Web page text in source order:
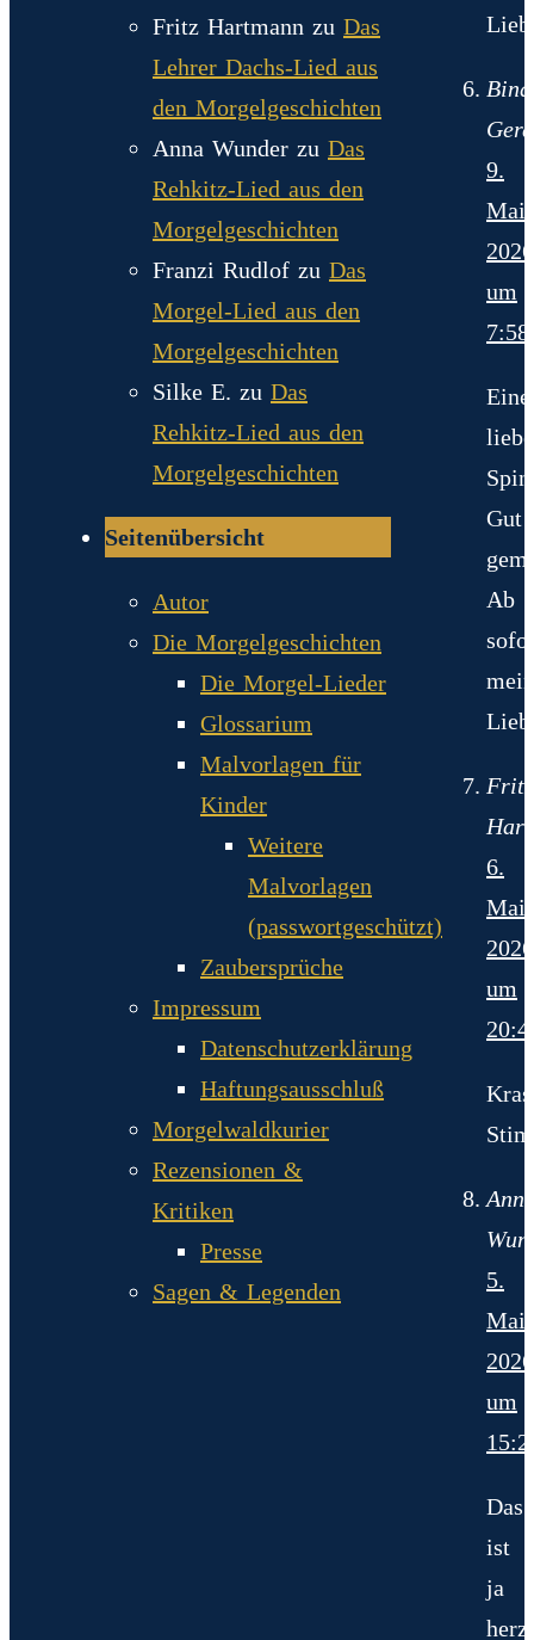
Gerd
9.
Mai
2026
um
7:58
Eine
Gut
Ab
mein
Fritz
6.
Mai
2026
um
5.
Mai
2026
um
Das
ist
ja
Fritz Hartmann zu Das
Lehrer Dachs-Lied aus
den Morgelgeschichten
Anna Wunder zu Das
Rehkitz-Lied aus den
Morgelgeschichten
Franzi Rudlof zu Das
Morgel-Lied aus den
Morgelgeschichten
Silke E. zu Das
Rehkitz-Lied aus den
Morgelgeschichten
Seitenübersicht
Autor
Die Morgelgeschichten
Die Morgel-Lieder
Glossarium
Malvorlagen für
Kinder
Weitere
Malvorlagen
(passwortgeschützt)
Zaubersprüche
Impressum
Datenschutzerklärung
Haftungsausschluß
Morgelwaldkurier
Rezensionen &
Kritiken
Presse
Sagen & Legenden